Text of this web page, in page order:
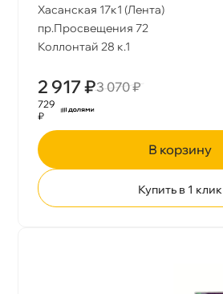
Хасанская 17к1 (Лента)
пр.Просвещения 72
Коллонтай 28 к.1
2 917 ₽3 070 ₽
729
₽
корзину
Купить в 1 клик